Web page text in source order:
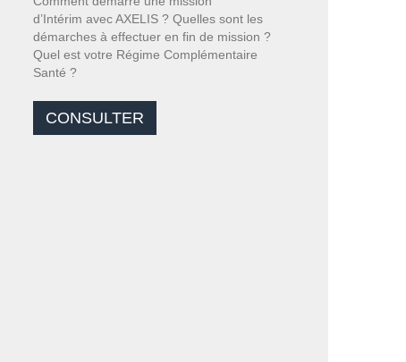
d’Intérim avec AXELIS ? Quelles sont les
démarches à effectuer en fin de mission ?
Quel est votre Régime Complémentaire
Santé ?
CONSULTER